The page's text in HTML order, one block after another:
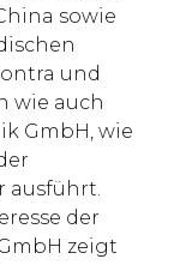
sowie
und
wie auch
GmbH, wie
ausführt.
der
zeigt